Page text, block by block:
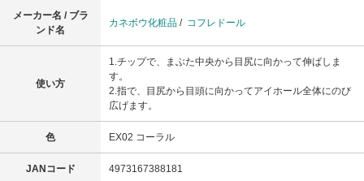
メーカー名 / ブラ
ンド名
カネボウ化粧品 / コフレドール
使い方
1.チップで、まぶた中央から目尻に向かって伸ばしま
す。
2.指で、目尻から目頭に向かってアイホール全体にのび
広げます。
色 EX02 コーラル
JANコード 4973167388181